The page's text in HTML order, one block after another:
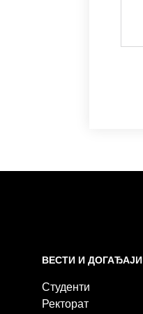
ВЕСТИ И ДОГАЂАЈИ
Студенти
Ректорат